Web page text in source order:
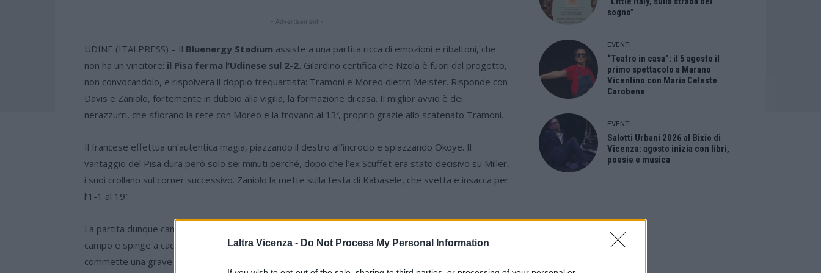
Laltra Vicenza - Do Not Process My Personal Information
- Advertisement -
UDINE (ITALPRESS) – Il Bluenergy Stadium assiste a una partita ricca di emozioni e ribaltoni, che
non ha un vincitore: il Pisa ferma l’Udinese sul 2-2. Gilardino certifica che Nzola è fuori dal progetto,
non convocandolo, e rispolvera il doppio trequartista: Tramoni e Moreo dietro Meister. Risponde con
Davis e Zaniolo, fortemente in dubbio alla vigilia, la formazione di casa. Il miglior avvio è dei
nerazzurri, che sfiorano la rete con Moreo e la trovano al 13′, proprio grazie allo scatenato Tramoni.
Il francese effettua un’autentica magia, piazzando il destro all’incrocio e spiazzando Okoye. Il
vantaggio del Pisa dura però solo sei minuti perché, dopo che l’ex Scuffet era stato decisivo su Miller,
i suoi crollano sul corner successivo. Zaniolo la mette sulla testa di Kabasele, che svetta e insacca per
l’1-1 al 19′.
La partita dunque cambia completamente volto, con l’Udinese che pian piano prende il controllo del
campo e spinge a caccia del vantaggio. Il match sembra destinato verso il pari al riposo, ma Leris
commette una grave ingenuità al 40′: fallo su Ekkelenkamp ed è rigore. Dopo la revisione al Var, Davis
sogno”
EVENTI
“Teatro in casa”: il 5 agosto il
primo spettacolo a Marano
Vicentino con Maria Celeste
Carobene
EVENTI
Salotti Urbani 2026 al Bixio di
Vicenza: agosto inizia con libri,
poesie e musica